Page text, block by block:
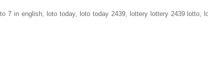
7 in english, loto today, loto today 2439, lottery lottery 2439 lotto,